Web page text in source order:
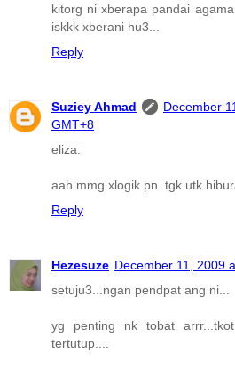
kitorg ni xberapa pandai
iskkk xberani hu3...
Reply
Suziey Ahmad
December
GMT+8
eliza:
aah mmg xlogik pn..tgk utk
Reply
Hezesuze December 11, 2009
setuju3...ngan pendpat ang ni...
yg penting nk tobat
tertutup....